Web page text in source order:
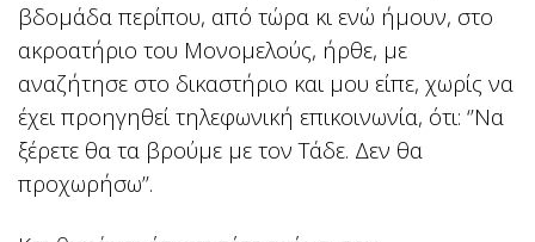
βδομάδα περίπου, από τώρα κι ενώ ήμουν, στο
ακροατήριο του Μονομελούς, ήρθε, με
αναζήτησε στο δικαστήριο και μου είπε, χωρίς να
έχει προηγηθεί τηλεφωνική επικοινωνία, ότι: ‘’Να
ξέρετε θα τα βρούμε με τον Τάδε. Δεν θα
προχωρήσω’’.